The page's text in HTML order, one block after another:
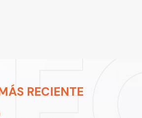
RECIENTE